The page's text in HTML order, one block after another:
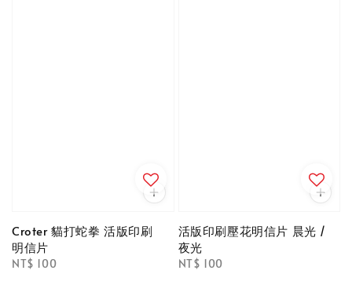
Croter 貓打蛇拳 活版印刷
明信片
Regular
NT$ 100
活版印刷壓花明信片 晨光 /
夜光
Regular
NT$ 100